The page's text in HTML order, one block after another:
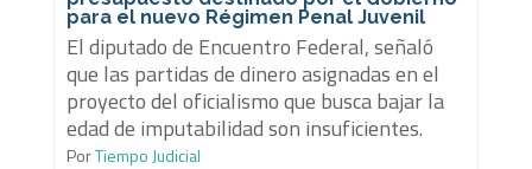
para el nuevo Régimen Penal Juvenil
El diputado de Encuentro Federal, señaló
que las partidas de dinero asignadas en el
proyecto del oficialismo que busca bajar la
edad de imputabilidad son insuficientes.
PorTiempo Judicial